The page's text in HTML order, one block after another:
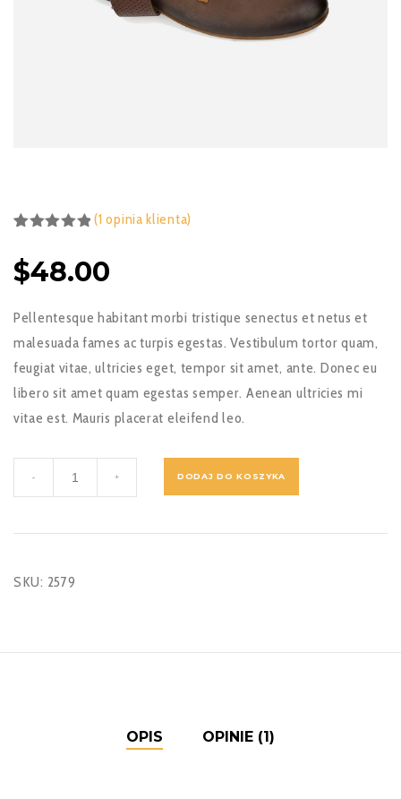
5.00
na
podstawie
klienta
(1 opinia klienta)
$48.00
Pellentesque habitant morbi tristique senectus et netus et
malesuada fames ac turpis egestas. Vestibulum tortor quam,
feugiat vitae, ultricies eget, tempor sit amet, ante. Donec eu
libero sit amet quam egestas semper. Aenean ultricies mi
vitae est. Mauris placerat eleifend leo.
Shoes
- + DODAJ DO KOSZYKA
SKU: 2579
OPIS OPINIE (1)